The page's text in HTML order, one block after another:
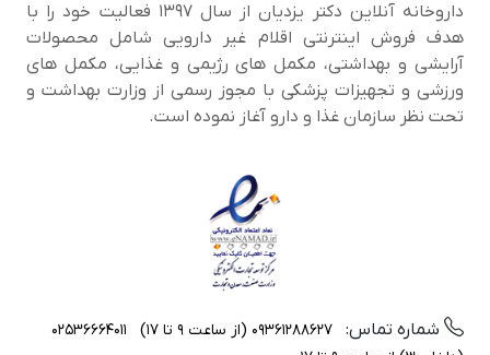
داروخانه آنلاین دکتر یزدیان از سال 1397 فعالیت خود را با
هدف فروش اینترنتی اقلام غیر دارویی شامل محصولات
آرایشی و بهداشتی، مکمل های رژیمی و غذایی، مکمل های
ورزشی و تجهیزات پزشکی با مجوز رسمی از وزارت بهداشت و
تحت نظر سازمان غذا و دارو آغاز نموده است.
شماره تماس: 09361288627 (از ساعت 9 تا 17)
02536664011